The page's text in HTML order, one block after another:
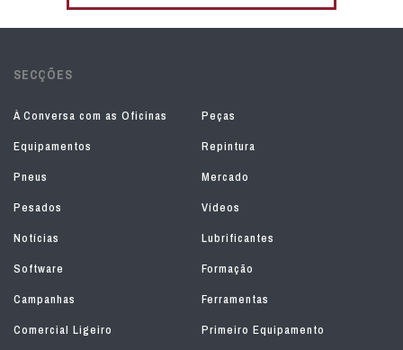
SECÇÕES
À Conversa com as Oficinas
Peças
Equipamentos
Repintura
Pneus
Mercado
Pesados
Vídeos
Notícias
Lubrificantes
Software
Formação
Campanhas
Ferramentas
Comercial Ligeiro
Primeiro Equipamento